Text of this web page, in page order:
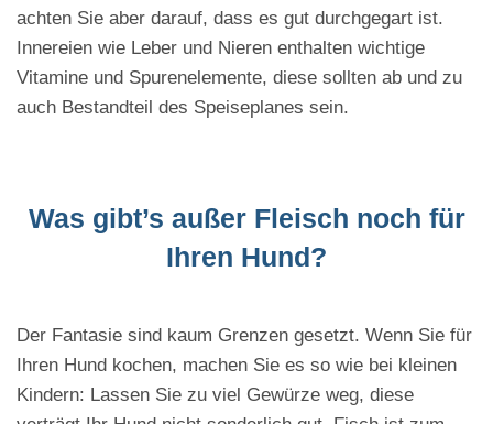
achten Sie aber darauf, dass es gut durchgegart ist.
Innereien wie Leber und Nieren enthalten wichtige
Vitamine und Spurenelemente, diese sollten ab und zu
auch Bestandteil des Speiseplanes sein.
Was gibt’s außer Fleisch noch für
Ihren Hund?
Der Fantasie sind kaum Grenzen gesetzt. Wenn Sie für
Ihren Hund kochen, machen Sie es so wie bei kleinen
Kindern: Lassen Sie zu viel Gewürze weg, diese